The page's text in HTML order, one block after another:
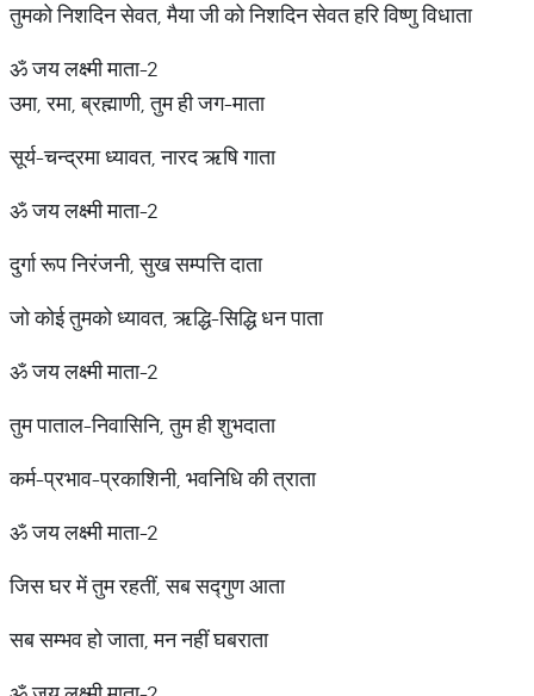
तुमको निशदिन सेवत, मैया जी को निशदिन सेवत हरि विष्णु विधाता
ॐ जय लक्ष्मी माता-2
उमा, रमा, ब्रह्माणी, तुम ही जग-माता
सूर्य-चन्द्रमा ध्यावत, नारद ऋषि गाता
ॐ जय लक्ष्मी माता-2
दुर्गा रूप निरंजनी, सुख सम्पत्ति दाता
जो कोई तुमको ध्यावत, ऋद्धि-सिद्धि धन पाता
ॐ जय लक्ष्मी माता-2
तुम पाताल-निवासिनि, तुम ही शुभदाता
कर्म-प्रभाव-प्रकाशिनी, भवनिधि की त्राता
ॐ जय लक्ष्मी माता-2
जिस घर में तुम रहतीं, सब सद्गुण आता
सब सम्भव हो जाता, मन नहीं घबराता